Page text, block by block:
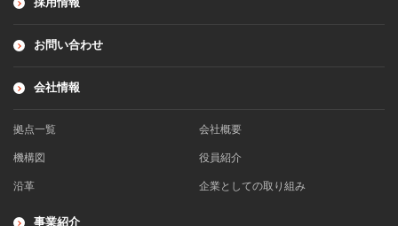
採用情報
お問い合わせ
会社情報
拠点一覧 会社概要
機構図 役員紹介
沿革 企業としての取り組み
事業紹介